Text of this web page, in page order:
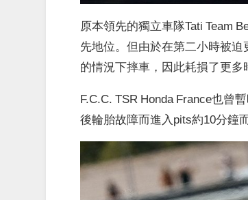
原本領先的獨立車隊Tati Team
先地位。但由於在第二小時被
的情況下摔車，因此耗損了更多
F.C.C. TSR Honda France也曾
後輪胎故障而進入pits約10分鐘